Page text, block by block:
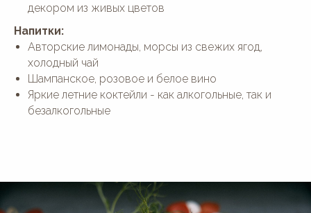
декором из живых цветов
Напитки:
Авторские лимонады, морсы из свежих ягод,
холодный чай
Шампанское, розовое и белое вино
Яркие летние коктейли - как алкогольные, так и
безалкогольные